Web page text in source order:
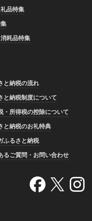
品特集
耗品特集
と納税の流れ
と納税制度について
・所得税の控除について
と納税のお礼特典
ふるさと納税
るご質問・お問い合わせ